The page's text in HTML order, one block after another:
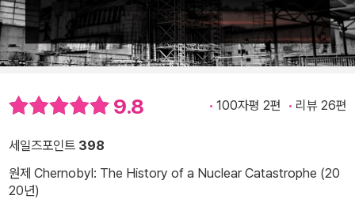
9.8 100자평 2편 리뷰 26편
세일즈포인트 398
원제 Chernobyl: The History of a Nuclear Catastrophe (20
20년)